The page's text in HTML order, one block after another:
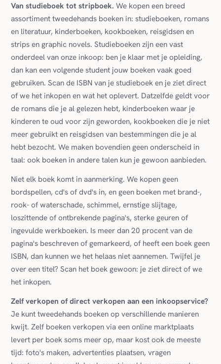
Van studieboek tot stripboek. We kopen een breed
assortiment tweedehands boeken in: studieboeken, romans
en literatuur, kinderboeken, kookboeken, reisgidsen en
strips en graphic novels. Studieboeken zijn een vast
onderdeel van onze inkoop: ben je klaar met je opleiding,
dan kan een volgende student jouw boeken vaak goed
gebruiken. Scan de ISBN van je studieboek en je ziet direct
of we het inkopen en wat het oplevert. Datzelfde geldt voor
de romans die je al gelezen hebt, kinderboeken waar je
kinderen te oud voor zijn geworden, kookboeken die je niet
meer gebruikt en reisgidsen van bestemmingen die je al
hebt bezocht. We maken bovendien geen onderscheid in
taal: ook boeken in andere talen kun je gewoon aanbieden.
Niet elk boek komt in aanmerking. We kopen geen
bordspellen, cd's of dvd's in, en geen boeken met brand-,
rook- of waterschade, schimmel, ernstige slijtage,
loszittende of ontbrekende pagina's, sterke geuren of
ingevulde werkboeken. Is meer dan 20 procent van de
pagina's beschreven of gemarkeerd, of heeft een boek geen
ISBN, dan kunnen we het helaas niet aannemen. Twijfel je
over een titel? Scan het boek gewoon: je ziet direct of we
het inkopen.
Zelf verkopen of direct verkopen aan een inkoopservice?
Je kunt tweedehands boeken op verschillende manieren
kwijt. Zelf boeken verkopen via een online marktplaats
levert per boek soms meer op, maar kost ook de meeste
tijd: foto's maken, advertenties plaatsen, vragen